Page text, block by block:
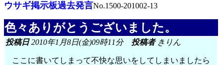
ウサギ掲示板過去発言No.1500-201002-13
色々ありがとうございました。
投稿日2010年1月8日(金)09時11分 投稿者きりん
ここに書いてしまって不快な思いをしてしまいましたら